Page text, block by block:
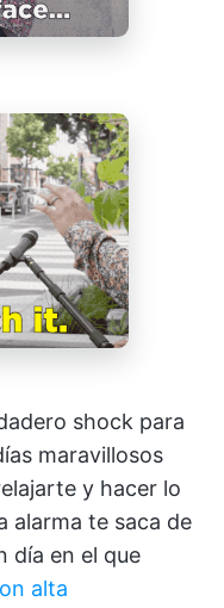
shock para
maravillosos
y hacer lo
alarma te saca de
día en el que
alta